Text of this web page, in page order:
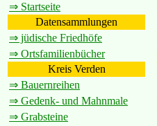
⇒ Startseite
Datensammlungen
⇒ jüdische Friedhöfe
⇒ Ortsfamilienbücher
Kreis Verden
⇒ Bauernreihen
⇒ Gedenk- und Mahnmale
⇒ Grabsteine